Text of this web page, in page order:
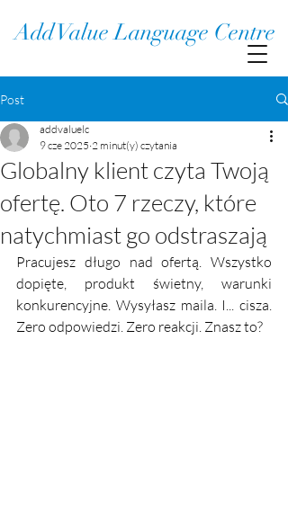
Add Value Language Centre
Post
Globalny klient czyta Twoją
ofertę. Oto 7 rzeczy, które
natychmiast go odstraszają
addvaluelc
9 cze 2025 2 minut(y) czytania
Pracujesz długo nad ofertą. Wszystko
dopięte, produkt świetny, warunki
konkurencyjne. Wysyłasz maila. I... cisza.
Zero odpowiedzi. Zero reakcji. Znasz to?